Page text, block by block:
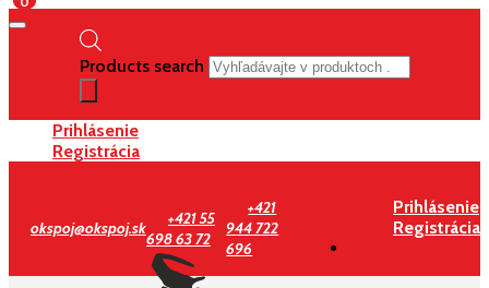
Products search
Prihlásenie
Registrácia
okspoj@okspoj.sk
+421 55
698 63 72
+421
944 722
696
Prihlásenie
Registrácia